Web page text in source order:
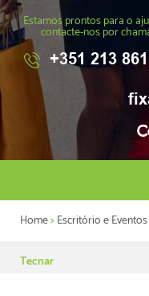
Estamos prontos para o
contacte-nos por
+351 213
Home>Escritório e Eventos
Tecnar